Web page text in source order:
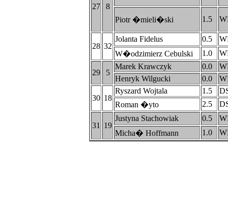
27 8
Piotr �mieli�ski 1.5
28 32
Jolanta Fidelus 0.5
W�odzimierz Cebulski
1.0
29 5
Marek Krawczyk 0.0
Henryk Wilgucki
0.0
30 18
Ryszard Wojtala 1.5
Roman �yto
2.5
31 19
Justyna Stachowiak 0.5
Micha� Hoffmann
1.0